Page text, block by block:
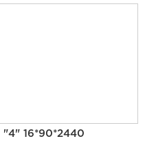
16*90*2440